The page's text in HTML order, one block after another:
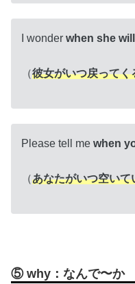
I wonder when she
（彼女がいつ戻ってく
Please tell me when
（あなたがいつ空いて
⑤ why：なんで〜か